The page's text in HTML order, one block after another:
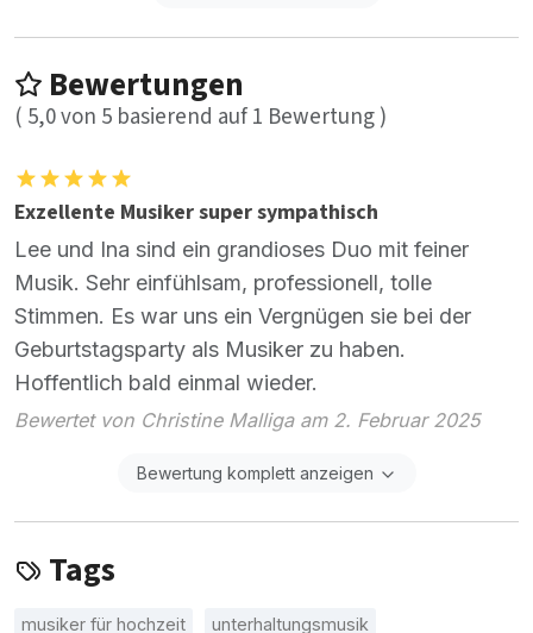
Bewertungen
( 5,0von 5 basierend auf1 Bewertung )
Exzellente Musiker super sympathisch
Lee und Ina sind ein grandioses Duo mit feiner
Musik. Sehr einfühlsam, professionell, tolle
Stimmen. Es war uns ein Vergnügen sie bei der
Geburtstagsparty als Musiker zu haben.
Hoffentlich bald einmal wieder.
Bewertet von Christine Malliga am 2. Februar 2025
Bewertung komplett anzeigen
Tags
musiker für hochzeit unterhaltungsmusik